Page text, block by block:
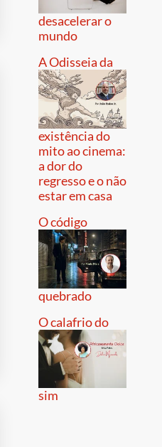
desacelerar o
mundo
A Odisseia da
existência do
mito ao cinema:
a dor do
regresso e o não
estar em casa
O código
quebrado
O calafrio do
sim